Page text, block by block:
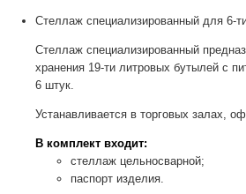
Стеллаж специализированный для 6-
Стеллаж специализированный
хранения 19-ти литровых бутылей с
6 штук.
Устанавливается в торговых залах,
В комплект входит:
стеллаж цельносварной;
паспорт изделия.